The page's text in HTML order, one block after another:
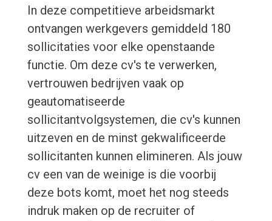
In deze competitieve arbeidsmarkt
ontvangen werkgevers gemiddeld 180
sollicitaties voor elke openstaande
functie. Om deze cv's te verwerken,
vertrouwen bedrijven vaak op
geautomatiseerde
sollicitantvolgsystemen, die cv's kunnen
uitzeven en de minst gekwalificeerde
sollicitanten kunnen elimineren. Als jouw
cv een van de weinige is die voorbij
deze bots komt, moet het nog steeds
indruk maken op de recruiter of